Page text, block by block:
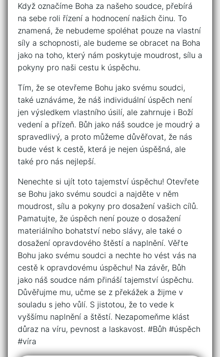
Když označíme Boha za našeho soudce, ⁤přebírá
na⁢ sebe roli‌ řízení a hodnocení našich činu. ‌To
znamená, že nebudeme spoléhat pouze na vlastní
síly a schopnosti, ale budeme ‌se ⁤obracet na Boha
​jako⁣ na toho, který ⁢nám poskytuje moudrost, sílu a
​pokyny ⁢pro ‌naši ‌cestu k úspěchu.
Tím, ⁤že se otevřeme ‌Bohu jako svému soudci,⁣
také uznáváme, že náš individuální úspěch není
⁣jen výsledkem vlastního úsilí, ale⁤ zahrnuje i Boží​
vedení a přízeň. Bůh ⁣jako náš soudce je moudrý a‌
spravedlivý, a⁣ proto ⁤můžeme důvěřovat, že⁢ nás
bude vést k ⁣cestě, která je nejen⁣ úspěšná, ale
také pro nás nejlepší.
Nenechte si ujít toto‌ tajemství úspěchu! Otevřete‌
se Bohu jako‍ svému soudci a najděte⁤ v něm
moudrost, sílu a ⁢pokyny pro ‍dosažení vašich cílů.
Pamatujte, že úspěch⁣ není⁤ pouze o dosažení
materiálního ⁣bohatství nebo slávy, ale​ také o
dosažení‌ opravdového‌ štěstí a naplnění. Věřte
Bohu jako svému soudci a nechte​ ho vést vás ‍na
cestě k opravdovému úspěchu! Na ‌závěr, Bůh
jako náš soudce nám přináší tajemství úspěchu.
⁣Důvěřujme mu, učme⁤ se‍ z překážek a žijme v
souladu s jeho vůlí. S jistotou, že to vede k
vyššímu naplnění⁣ a štěstí. Nezapomeňme klást⁤
důraz na víru, pevnost⁤ a laskavost. #Bůh #úspěch
⁢#víra ⁤